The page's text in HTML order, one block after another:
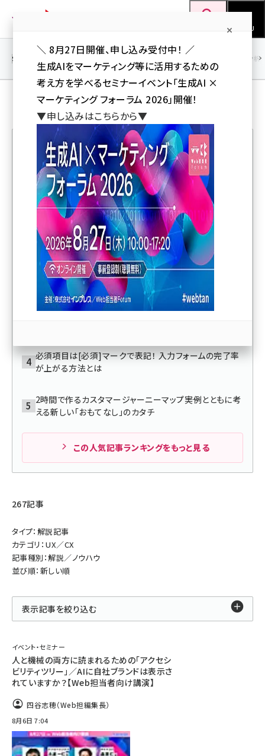
ン
MENU
seo (3528)
ai (2811)
youtube (2439)
note (2315)
セミナー (2308)
z世代 (1623)
meo (1277)
llmo (1166)
SEO アクセス解析／データ分析
UX／CX ＋ 解説／ノウハウ の 解説記事
人気記事ランキング
正規分布にならない例や理由 NPSの非正規分布は信頼
できるデータ？
人と機械の両方に読まれるための「アクセシビリティツ
リー」／AIに自社ブランドは表示されていますか？【Web
担当者向け講演】
高齢者が見やすい色や文字サイズ・フォントは？ SFOに配
必須項目は[必須]マークで表記！ 入力フォームの完了率
が上がる方法とは
2時間で作るカスタマージャーニーマップ――実例とともに考
える新しい「おもてなし」のカタチ
この人気記事ランキングをもっと見る
267記事
タイプ：解説記事
カテゴリ：UX／CX
記事種別：解説／ノウハウ
並び順：新しい順
表示記事を絞り込む
イベント・セミナー
人と機械の両方に読まれるための「アクセシ
ビリティツリー」／AIに自社ブランドは表示さ
れていますか？【Web担当者向け講演】
四谷志穂（Web担編集長）
8月6日 7:04
＼ 8月27日開催、申し込み受付中！ ／
生成AIをマーケティング等に活用するための
考え方を学べるセミナーイベント「生成AI ×
マーケティング フォーラム 2026」開催！
▼申し込みはこちらから▼